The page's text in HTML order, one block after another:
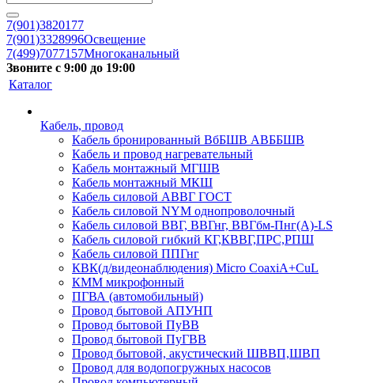
7(901)3820177
7(901)3328996Освещение
7(499)7077157Многоканальный
Звоните с 9:00 до 19:00
Каталог
Кабель, провод
Кабель бронированный ВбБШВ АВББШВ
Кабель и провод нагревательный
Кабель монтажный МГШВ
Кабель монтажный МКШ
Кабель силовой АВВГ ГОСТ
Кабель силовой NYM однопроволочный
Кабель силовой ВВГ, ВВГнг, ВВГбм-Пнг(А)-LS
Кабель силовой гибкий КГ,КВВГ,ПРС,РПШ
Кабель силовой ППГнг
КВК(д/видеонаблюдения) Micro CoaxiA+CuL
КММ микрофонный
ПГВА (автомобильный)
Провод бытовой АПУНП
Провод бытовой ПуВВ
Провод бытовой ПуГВВ
Провод бытовой, акустический ШВВП,ШВП
Провод для водопогружных насосов